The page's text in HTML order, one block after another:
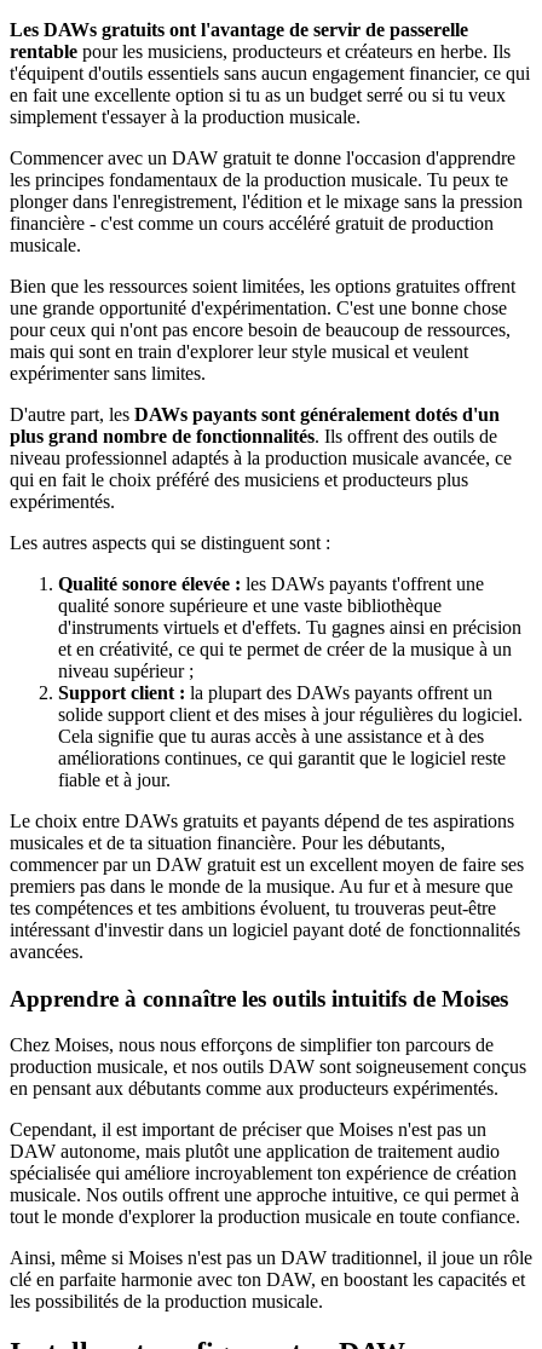
Les DAWs gratuits ont l'avantage de servir de passerelle
rentable pour les musiciens, producteurs et créateurs en herbe. Ils
t'équipent d'outils essentiels sans aucun engagement financier, ce qui
en fait une excellente option si tu as un budget serré ou si tu veux
simplement t'essayer à la production musicale.
Commencer avec un DAW gratuit te donne l'occasion d'apprendre
les principes fondamentaux de la production musicale. Tu peux te
plonger dans l'enregistrement, l'édition et le mixage sans la pression
financière - c'est comme un cours accéléré gratuit de production
musicale.
Bien que les ressources soient limitées, les options gratuites offrent
une grande opportunité d'expérimentation. C'est une bonne chose
pour ceux qui n'ont pas encore besoin de beaucoup de ressources,
mais qui sont en train d'explorer leur style musical et veulent
expérimenter sans limites.
D'autre part, les DAWs payants sont généralement dotés d'un
plus grand nombre de fonctionnalités. Ils offrent des outils de
niveau professionnel adaptés à la production musicale avancée, ce
qui en fait le choix préféré des musiciens et producteurs plus
expérimentés.
Les autres aspects qui se distinguent sont :
Qualité sonore élevée : les DAWs payants t'offrent une
qualité sonore supérieure et une vaste bibliothèque
d'instruments virtuels et d'effets. Tu gagnes ainsi en précision
et en créativité, ce qui te permet de créer de la musique à un
niveau supérieur ;
Support client : la plupart des DAWs payants offrent un
solide support client et des mises à jour régulières du logiciel.
Cela signifie que tu auras accès à une assistance et à des
améliorations continues, ce qui garantit que le logiciel reste
fiable et à jour.
Le choix entre DAWs gratuits et payants dépend de tes aspirations
musicales et de ta situation financière. Pour les débutants,
commencer par un DAW gratuit est un excellent moyen de faire ses
premiers pas dans le monde de la musique. Au fur et à mesure que
tes compétences et tes ambitions évoluent, tu trouveras peut-être
intéressant d'investir dans un logiciel payant doté de fonctionnalités
avancées.
Apprendre à connaître les outils intuitifs de Moises
Chez Moises, nous nous efforçons de simplifier ton parcours de
production musicale, et nos outils DAW sont soigneusement conçus
en pensant aux débutants comme aux producteurs expérimentés.
Cependant, il est important de préciser que Moises n'est pas un
DAW autonome, mais plutôt une application de traitement audio
spécialisée qui améliore incroyablement ton expérience de création
musicale. Nos outils offrent une approche intuitive, ce qui permet à
tout le monde d'explorer la production musicale en toute confiance.
Ainsi, même si Moises n'est pas un DAW traditionnel, il joue un rôle
clé en parfaite harmonie avec ton DAW, en boostant les capacités et
les possibilités de la production musicale.